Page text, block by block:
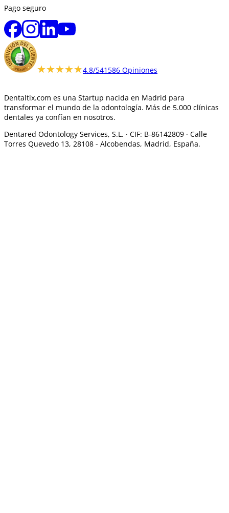
Pago seguro
★★★★★
★★★★★4.8/541586 Opiniones
Dentaltix.com es una Startup nacida en Madrid para
transformar el mundo de la odontología. Más de 5.000 clínicas
dentales ya confían en nosotros.
Dentared Odontology Services, S.L. · CIF: B-86142809 · Calle
Torres Quevedo 13, 28108 - Alcobendas, Madrid, España.